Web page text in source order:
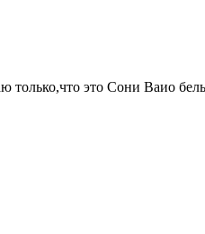
только,что это Сони Ваио